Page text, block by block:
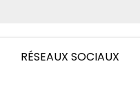
RÉSEAUX SOCIAUX